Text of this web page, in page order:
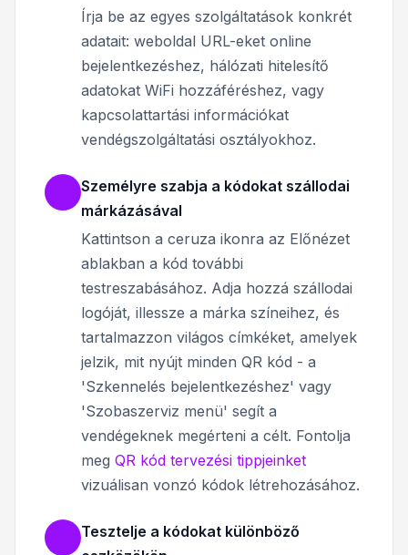
Írja be az egyes szolgáltatások konkrét
adatait: weboldal URL-eket online
bejelentkezéshez, hálózati hitelesítő
adatokat WiFi hozzáféréshez, vagy
kapcsolattartási információkat
vendégszolgáltatási osztályokhoz.
Személyre szabja a kódokat szállodai
márkázásával
Kattintson a ceruza ikonra az Előnézet
ablakban a kód további
testreszabásához. Adja hozzá szállodai
logóját, illessze a márka színeihez, és
tartalmazzon világos címkéket, amelyek
jelzik, mit nyújt minden QR kód - a
'Szkennelés bejelentkezéshez' vagy
'Szobaszerviz menü' segít a
vendégeknek megérteni a célt. Fontolja
meg QR kód tervezési tippjeinket
vizuálisan vonzó kódok létrehozásához.
Tesztelje a kódokat különböző